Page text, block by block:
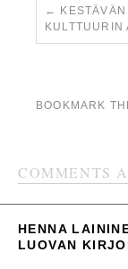
KESTÄVÄN
KULTTUURIN
BOOKMARK
COMMENTS
HENNA
LUOVAN